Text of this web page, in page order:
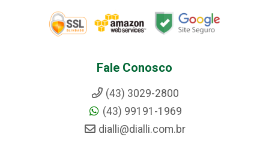
Fale Conosco
(43) 3029-2800
(43) 99191-1969
dialli@dialli.com.br